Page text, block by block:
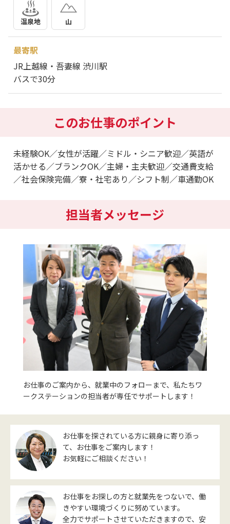
温泉地 山
最寄駅
JR上越線・吾妻線 渋川駅
バスで30分
このお仕事のポイント
未経験OK／女性が活躍／ミドル・シニア歓迎／英語が
活かせる／ブランクOK／主婦・主夫歓迎／交通費支給
／社会保険完備／寮・社宅あり／シフト制／車通勤OK
担当者メッセージ
お仕事のご案内から、就業中のフォローまで、私たちワ
ークステーションの担当者が専任でサポートします！
お仕事を探されている方に親身に寄り添っ
て、お仕事をご案内します！
お気軽にご相談ください！
お仕事をお探しの方と就業先をつないで、働
きやすい環境づくりに努めています。
全力でサポートさせていただきますので、安